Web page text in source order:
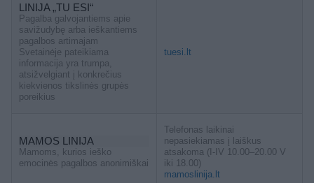
LINIJA „TU ESI“
Pagalba galvojantiems apie
savižudybę arba ieškantiems
pagalbos artimajam
Svetainėje pateikiama
informacija yra trumpa,
atsižvelgiant į konkrečius
kiekvienos tikslinės grupės
poreikius
tuesi.lt
MAMOS LINIJA
Mamoms, kurios ieško
emocinės pagalbos anonimiškai
Telefonas laikinai
nepasiekiamas į laiškus
atsakoma (I-IV 10.00–20.00 V
iki 18.00)
mamoslinija.lt